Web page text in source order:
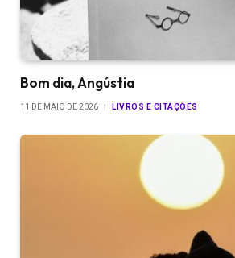
Bom dia, Angústia
11 DE MAIO DE 2026 LIVROS E CITAÇÕES